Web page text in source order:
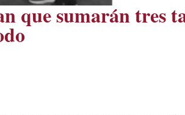
que sumarán tres